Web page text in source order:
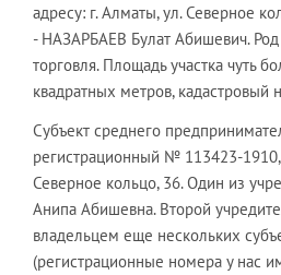
адресу: г. Алматы, ул. Северное
- НАЗАРБАЕВ Булат Абишевич. Род
торговля. Площадь участка чуть
квадратных метров,
Субъект среднего
регистрационный № 113423-1910,
Северное кольцо, 36. Один из
Анипа Абишевна. Второй
владельцем еще нескольких
(регистрационные номера у нас